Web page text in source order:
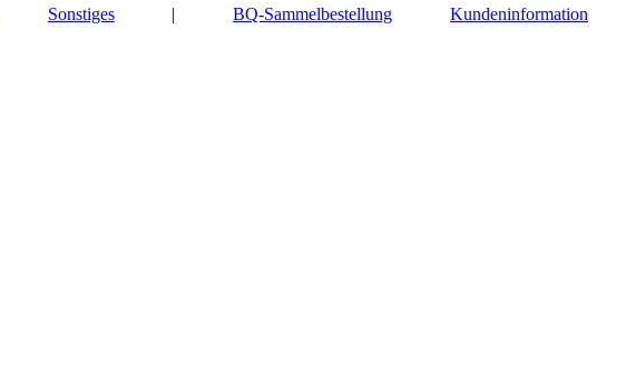
Sonstiges | BQ-Sammelbestellung Kundeninformation